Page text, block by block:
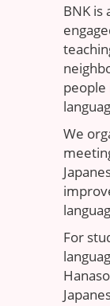
BNK is
people
We
For